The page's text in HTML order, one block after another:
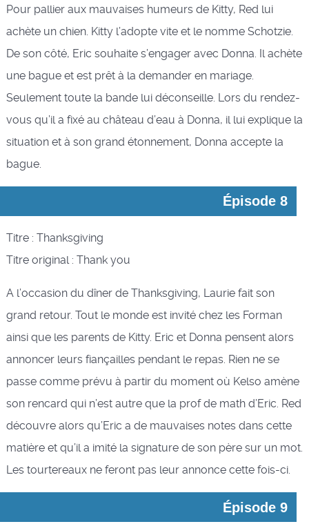
Pour pallier aux mauvaises humeurs de Kitty, Red lui
achète un chien. Kitty l’adopte vite et le nomme Schotzie.
De son côté, Eric souhaite s’engager avec Donna. Il achète
une bague et est prêt à la demander en mariage.
Seulement toute la bande lui déconseille. Lors du rendez-
vous qu’il a fixé au château d’eau à Donna, il lui explique la
situation et à son grand étonnement, Donna accepte la
bague.
Épisode 8
Titre : Thanksgiving
Titre original : Thank you
A l’occasion du dîner de Thanksgiving, Laurie fait son
grand retour. Tout le monde est invité chez les Forman
ainsi que les parents de Kitty. Eric et Donna pensent alors
annoncer leurs fiançailles pendant le repas. Rien ne se
passe comme prévu à partir du moment où Kelso amène
son rencard qui n’est autre que la prof de math d’Eric. Red
découvre alors qu’Eric a de mauvaises notes dans cette
matière et qu’il a imité la signature de son père sur un mot.
Les tourtereaux ne feront pas leur annonce cette fois-ci.
Épisode 9